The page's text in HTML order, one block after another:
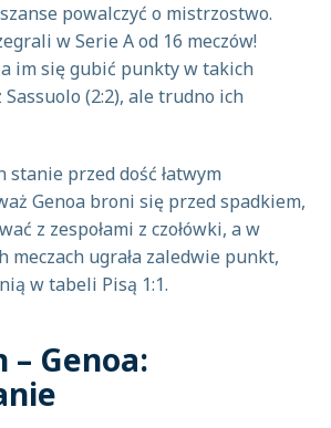
powalczyć o mistrzostwo.
w Serie A od 16 meczów!
im się gubić punkty w takich
(2:2), ale trudno ich
przed dość łatwym
Genoa broni się przed spadkiem,
z zespołami z czołówki, a w
meczach ugrała zaledwie punkt,
w tabeli Pisą 1:1.
– Genoa: